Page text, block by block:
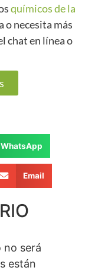
químicos de la
o necesita más
chat en línea o
WhatsApp
Email
no será
están